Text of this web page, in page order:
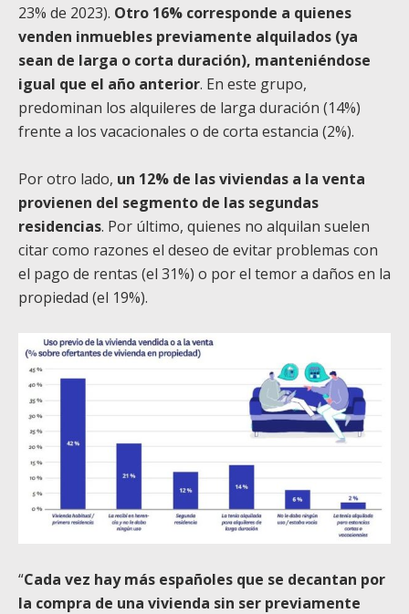
23% de 2023). Otro 16% corresponde a quienes
venden inmuebles previamente alquilados (ya
sean de larga o corta duración), manteniéndose
igual que el año anterior. En este grupo,
predominan los alquileres de larga duración (14%)
frente a los vacacionales o de corta estancia (2%).
Por otro lado, un 12% de las viviendas a la venta
provienen del segmento de las segundas
residencias. Por último, quienes no alquilan suelen
citar como razones el deseo de evitar problemas con
el pago de rentas (el 31%) o por el temor a daños en la
propiedad (el 19%).
“Cada vez hay más españoles que se decantan por
la compra de una vivienda sin ser previamente